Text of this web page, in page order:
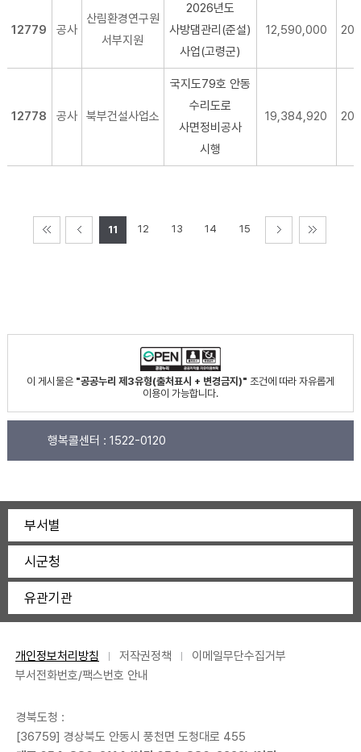
12779 공사
산림환경연구원
서부지원
2026년도
사방댐관리(준설)
사업(고령군)
12,590,000
12778 공사 북부건설사업소
국지도79호 안동
수리도로
사면정비공사
시행
19,384,920
11 12 13 14 15
이 게시물은 "공공누리 제3유형(출처표시 + 변경금지)" 조건에 따라 자유롭게
이용이 가능합니다.
행복콜센터 : 1522-0120
부서별
시군청
유관기관
개인정보처리방침 저작권정책
이메일무단수집거부
부서전화번호/팩스번호 안내
경북도청 :
[36759] 경상북도 안동시 풍천면 도청대로 455